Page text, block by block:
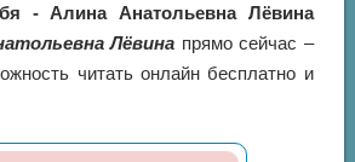
- Алина Анатольевна Лёвина
Лёвина прямо сейчас –
читать онлайн бесплатно и